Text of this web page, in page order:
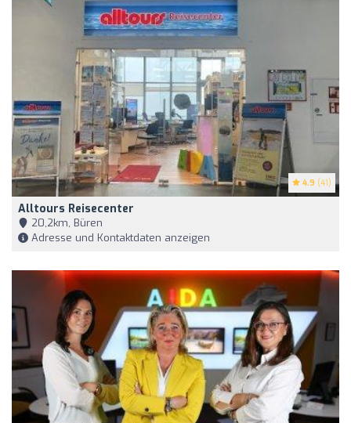
4.9 (41)
Alltours Reisecenter
20,2km, Büren
Adresse und Kontaktdaten anzeigen